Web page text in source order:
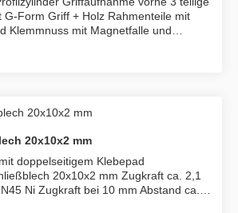
mit Magnetfalle und
Drückerbewegungen mit
PO198/0090 GH
oder links;
086010171
oder SB96 mm
(Schließblech kurz) 2046KO+Magneteinsatz
20x10x2 mm
20x10x2 mm Zugkraft ca. 2,1
Abstand ca.